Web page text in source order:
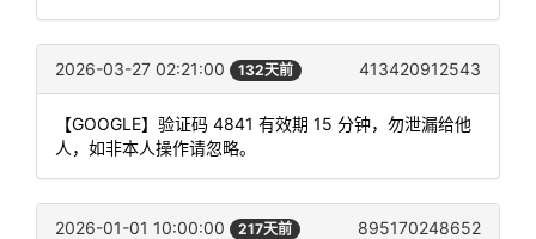
2026-03-27 02:21:00 132天前 413420912543
【GOOGLE】验证码 4841 有效期 15 分钟，勿泄漏给他
人，如非本人操作请忽略。
2026-01-01 10:00:00 217天前 895170248652